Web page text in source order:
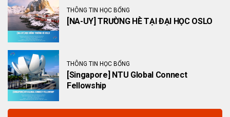
THÔNG TIN HỌC BỔNG
[NA-UY] TRƯỜNG HÈ TẠI ĐẠI HỌC OSLO
THÔNG TIN HỌC BỔNG
[Singapore] NTU Global Connect
Fellowship